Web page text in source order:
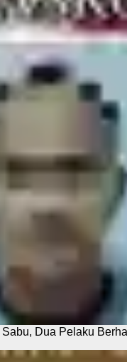
Dua Pelaku